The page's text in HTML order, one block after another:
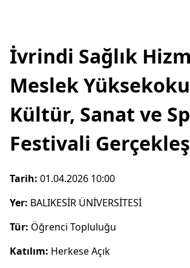
İvrindi Sağlık
Meslek
Kültür, Sanat ve
Festivali
Tarih: 01.04.2026 10:00
Yer: BALIKESİR ÜNİVERSİTESİ
Tür: Öğrenci Topluluğu
Katılım: Herkese Açık